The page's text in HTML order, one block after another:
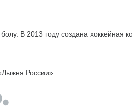
В 2013 году создана хоккейная
России».